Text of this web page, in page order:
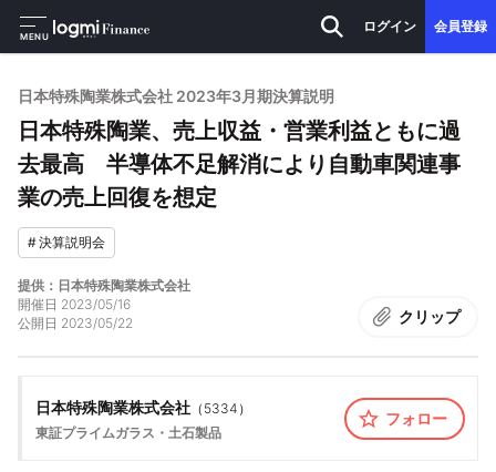
MENU
ログイン 会員登録
日本特殊陶業株式会社 2023年3月期決算説明
日本特殊陶業、売上収益・営業利益ともに過
去最高 半導体不足解消により自動車関連事
業の売上回復を想定
#決算説明会
提供：日本特殊陶業株式会社
開催日 2023/05/16
公開日 2023/05/22 クリップ
日本特殊陶業株式会社 （ 5334 ）
東証プライムガラス・土石製品
フォロー